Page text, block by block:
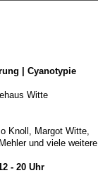
| Cyanotypie
Witte
Knoll, Margot Witte,
und viele weitere
- 20 Uhr